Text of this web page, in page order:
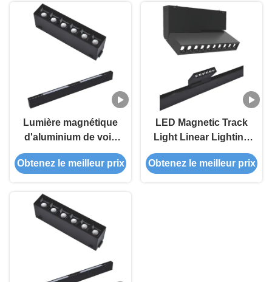
Lumière magnétique
d'aluminium de voie
de l'alliage 3000K 5W
LED de plafond
Obtenez le meilleur prix
LED Magnetic Track
Light Linear Lighting
System Recessed
DC24V Ra>90 Fro
Obtenez le meilleur prix